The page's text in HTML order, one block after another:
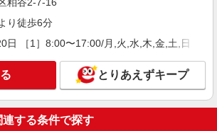
グレースメイト中村橋/1380000216-016
時給1,450円 ＜給与補足＞※深夜割増（22〜5
）、夜勤1手当（2,320円/回） ◆居住支援特別手
り徒歩6分
日 ［1］8:00〜17:00/月,火,水,木,金,土,日 ［2
とりあえずキープ
する条件で探す